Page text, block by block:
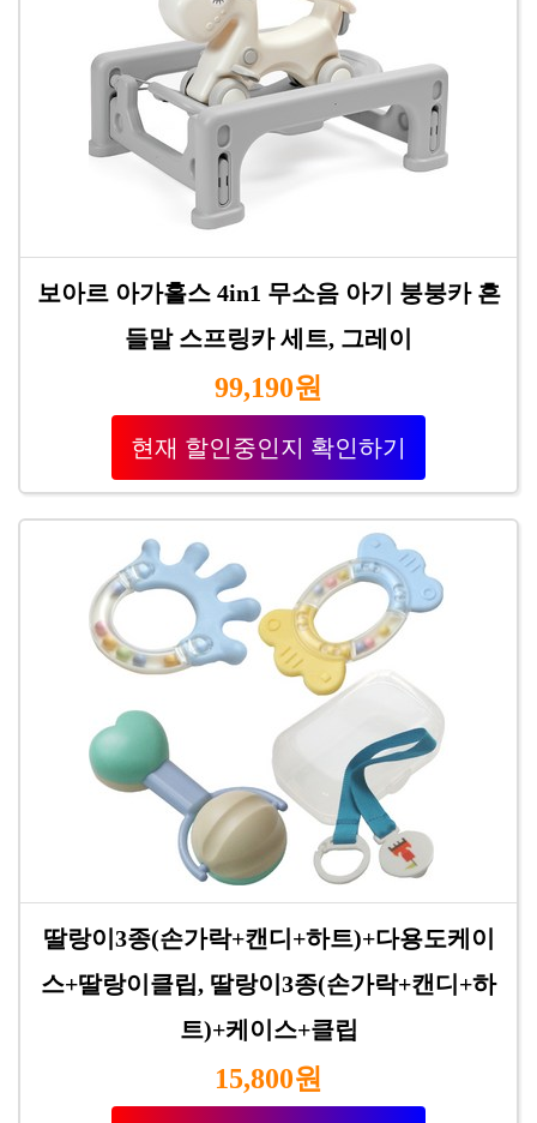
보아르 아가홀스 4in1 무소음 아기 붕붕카 흔
들말 스프링카 세트, 그레이
99,190원
현재 할인중인지 확인하기
딸랑이3종(손가락+캔디+하트)+다용도케이
스+딸랑이클립, 딸랑이3종(손가락+캔디+하
트)+케이스+클립
15,800원